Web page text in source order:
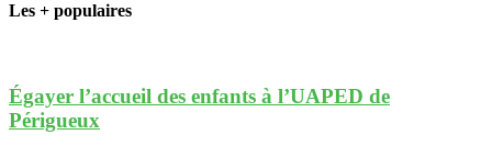
Les + populaires
Égayer l’accueil des enfants à l’UAPED de
Périgueux